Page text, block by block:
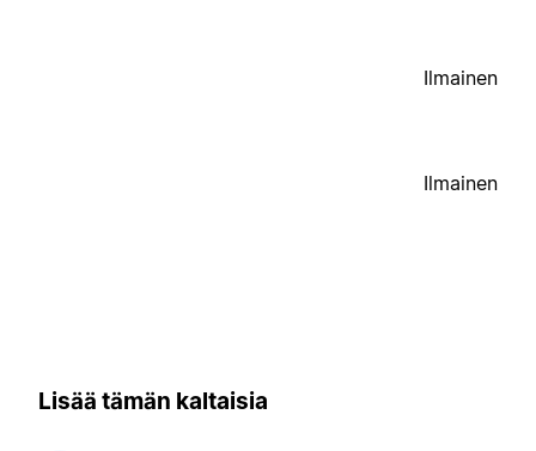
Ilmainen
Ilmainen
Lisää tämän kaltaisia